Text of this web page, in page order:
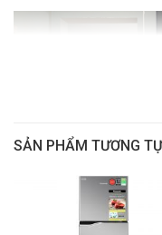
Dung tích ngăn lạnh:
quản thực phẩm: Multi
Công nghệ bảo quản
biến nhiệt Eco làm lạnh
SẢN PHẨM TƯƠNG TỰ